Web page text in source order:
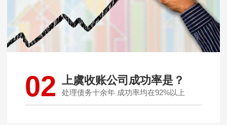
02 上虞收账公司成功率是？
处理债务十余年 成功率均在92%以上